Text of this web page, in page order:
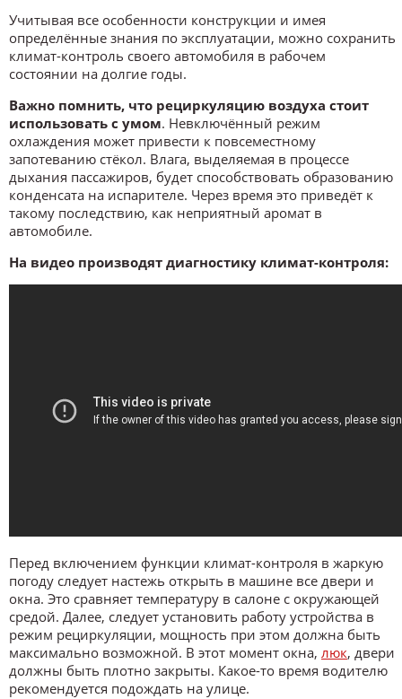
Учитывая все особенности конструкции и имея
определённые знания по эксплуатации, можно сохранить
климат-контроль своего автомобиля в рабочем
состоянии на долгие годы.
Важно помнить, что рециркуляцию воздуха стоит
использовать с умом. Невключённый режим
охлаждения может привести к повсеместному
запотеванию стёкол. Влага, выделяемая в процессе
дыхания пассажиров, будет способствовать образованию
конденсата на испарителе. Через время это приведёт к
такому последствию, как неприятный аромат в
автомобиле.
На видео производят диагностику климат-контроля:
Перед включением функции климат-контроля в жаркую
погоду следует настежь открыть в машине все двери и
окна. Это сравняет температуру в салоне с окружающей
средой. Далее, следует установить работу устройства в
режим рециркуляции, мощность при этом должна быть
максимально возможной. В этот момент окна, люк, двери
должны быть плотно закрыты. Какое-то время водителю
рекомендуется подождать на улице.